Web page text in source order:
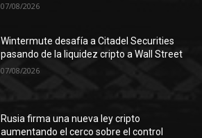
07/08/2026
Wintermute desafía a Citadel Securities
pasando de la liquidez cripto a Wall Street
07/08/2026
Rusia firma una nueva ley cripto
aumentando el cerco sobre el control